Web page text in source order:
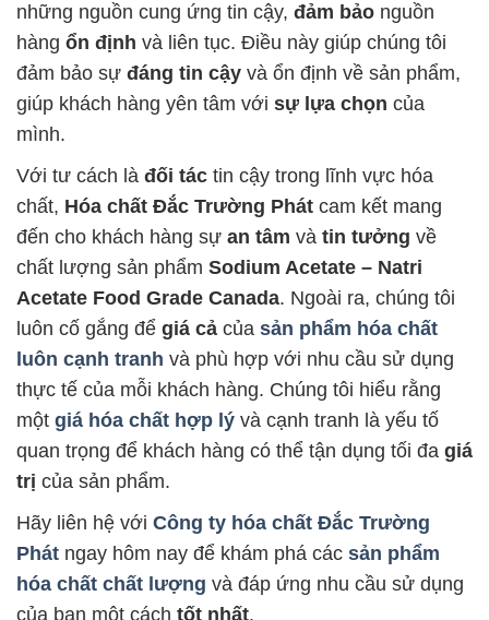
những nguồn cung ứng tin cậy, đảm bảo nguồn
hàng ổn định và liên tục. Điều này giúp chúng tôi
đảm bảo sự đáng tin cậy và ổn định về sản phẩm,
giúp khách hàng yên tâm với sự lựa chọn của
mình.
Với tư cách là đối tác tin cậy trong lĩnh vực hóa
chất, Hóa chất Đắc Trường Phát cam kết mang
đến cho khách hàng sự an tâm và tin tưởng về
chất lượng sản phẩm Sodium Acetate – Natri
Acetate Food Grade Canada. Ngoài ra, chúng tôi
luôn cố gắng để giá cả của sản phẩm hóa chất
luôn cạnh tranh và phù hợp với nhu cầu sử dụng
thực tế của mỗi khách hàng. Chúng tôi hiểu rằng
một giá hóa chất hợp lý và cạnh tranh là yếu tố
quan trọng để khách hàng có thể tận dụng tối đa giá
trị của sản phẩm.
Hãy liên hệ với Công ty hóa chất Đắc Trường
Phát ngay hôm nay để khám phá các sản phẩm
hóa chất chất lượng và đáp ứng nhu cầu sử dụng
của bạn một cách tốt nhất.